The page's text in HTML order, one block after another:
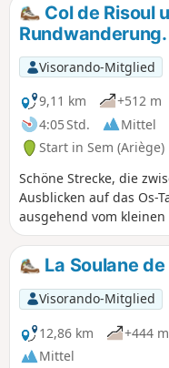
Col de Risoul
Rundwanderung.
Visorando-Mitglied
9,11 km
+512 m
4:05 Std.
Mittel
Start in Sem (Ariège)
Schöne Strecke, die
Ausblicken auf das Os-
ausgehend vom kleinen
Bei trockenem und
La Soulane
Visorando-Mitglied
12,86 km
+444 m
Mittel